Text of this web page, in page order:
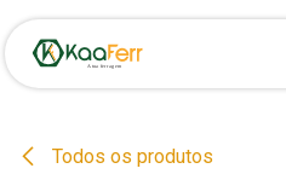
Pular para o conteúdo
Todos os produtos